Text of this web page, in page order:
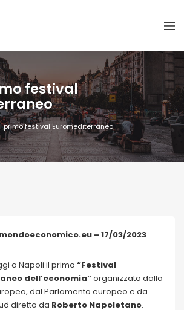
festival
primo festival Euromediterraneo
– 17/03/2023
a Napoli il primo “Festival
dell’economia”organizzato dalla
dal Parlamento europeo e da
diretto da Roberto Napoletano.